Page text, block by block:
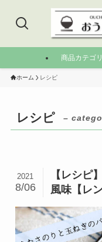
商品カテゴ
ホーム レシピ
レシピ –
【レシピ
風味【レ
2021
8/06